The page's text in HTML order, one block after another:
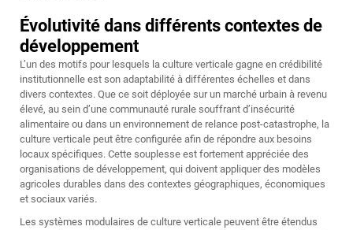
Évolutivité dans différents contextes de
développement
L’un des motifs pour lesquels la culture verticale gagne en crédibilité
institutionnelle est son adaptabilité à différentes échelles et dans
divers contextes. Que ce soit déployée sur un marché urbain à revenu
élevé, au sein d’une communauté rurale souffrant d’insécurité
alimentaire ou dans un environnement de relance post-catastrophe, la
culture verticale peut être configurée afin de répondre aux besoins
locaux spécifiques. Cette souplesse est fortement appréciée des
organisations de développement, qui doivent appliquer des modèles
agricoles durables dans des contextes géographiques, économiques
et sociaux variés.
Les systèmes modulaires de culture verticale peuvent être étendus